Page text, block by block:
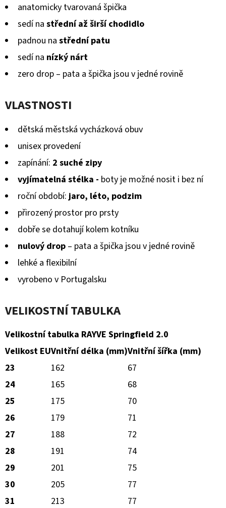
anatomicky tvarovaná špička
sedí na střední až širší chodidlo
padnou na střední patu
sedí na nízký nárt
zero drop – pata a špička jsou v jedné rovině
VLASTNOSTI
dětská městská vycházková obuv
unisex provedení
zapínání: 2 suché zipy
vyjímatelná stélka - boty je možné nosit i bez ní
roční období: jaro, léto, podzim
přirozený prostor pro prsty
dobře se dotahují kolem kotníku
nulový drop – pata a špička jsou v jedné rovině
lehké a flexibilní
vyrobeno v Portugalsku
VELIKOSTNÍ TABULKA
Velikostní tabulka RAYVE Springfield 2.0
Velikost EUVnitřní délka (mm)Vnitřní šířka (mm)
23
162
67
24
165
68
25
175
70
26
179
71
27
188
72
28
191
74
29
201
75
30
205
77
31
213
77